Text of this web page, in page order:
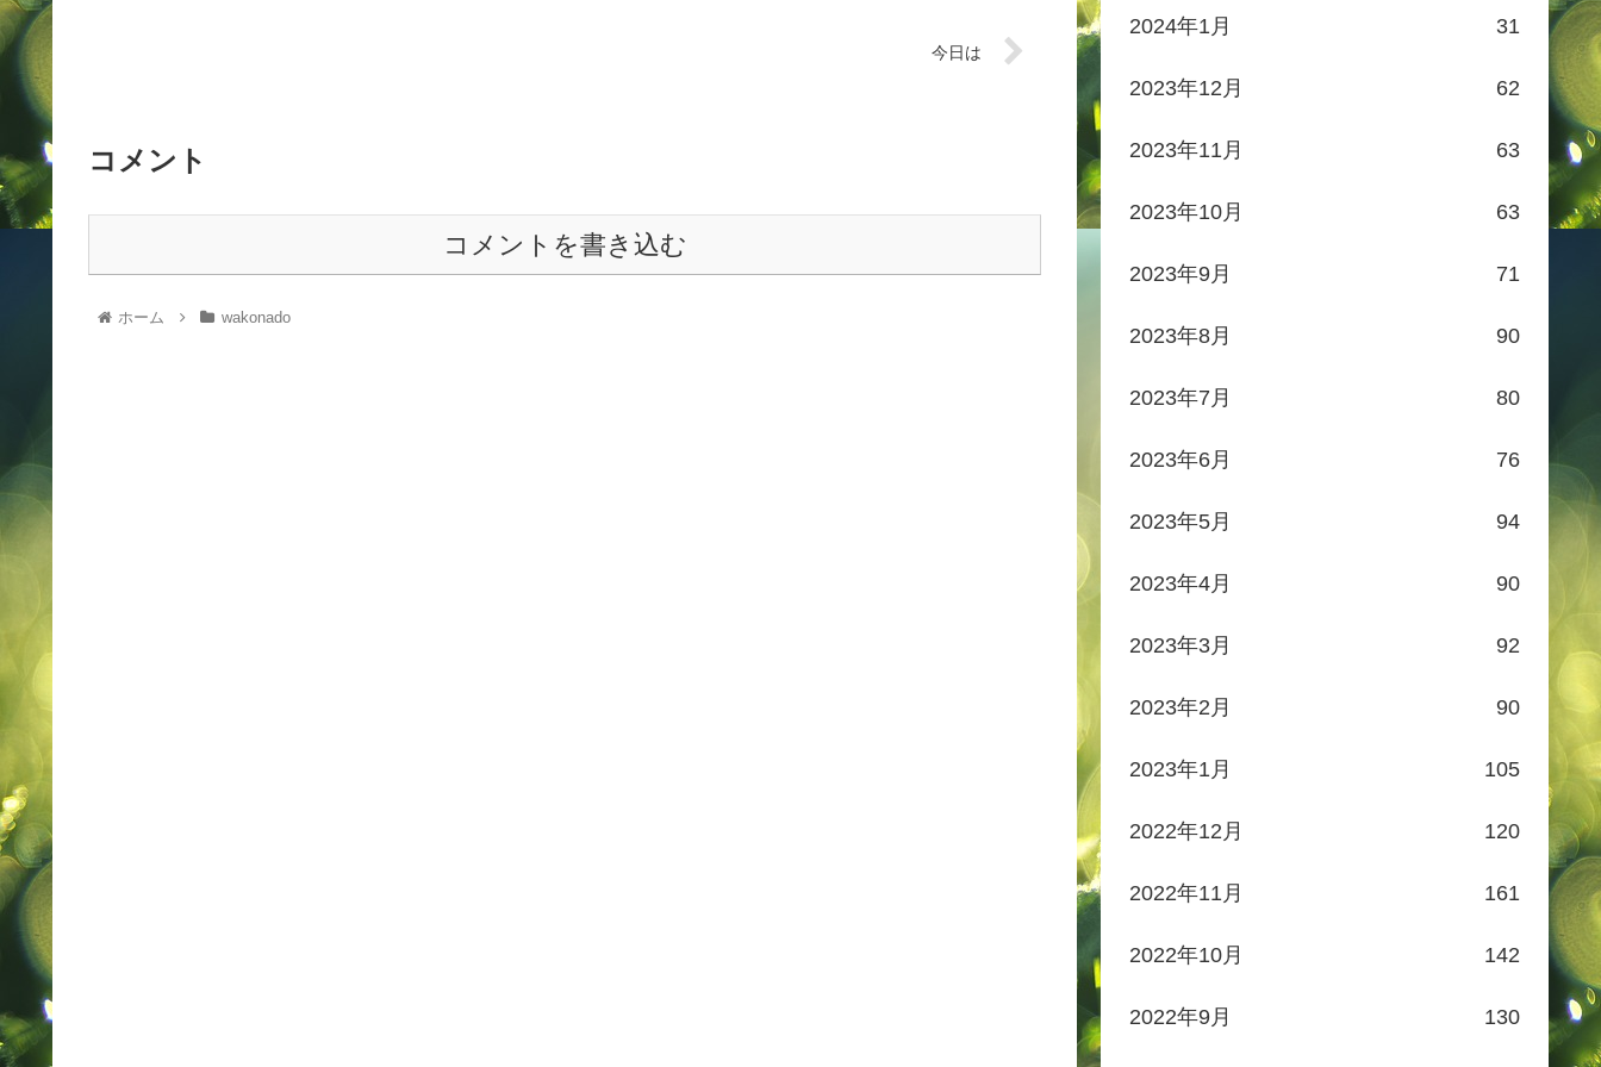
今日は
コメント
コメントを書き込む
ホーム wakonado
2024年1月 31
2023年12月 62
2023年11月 63
2023年10月 63
2023年9月 71
2023年8月 90
2023年7月 80
2023年6月 76
2023年5月 94
2023年4月 90
2023年3月 92
2023年2月 90
2023年1月 105
2022年12月 120
2022年11月 161
2022年10月 142
2022年9月 130